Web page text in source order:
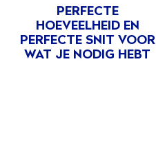
PERFECTE
HOEVEELHEID EN
PERFECTE SNIT VOOR
WAT JE NODIG HEBT